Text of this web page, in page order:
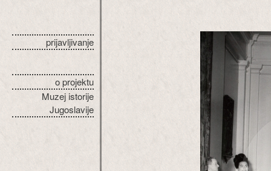
prijavljivanje
o projektu
Muzej istorije
Jugoslavije